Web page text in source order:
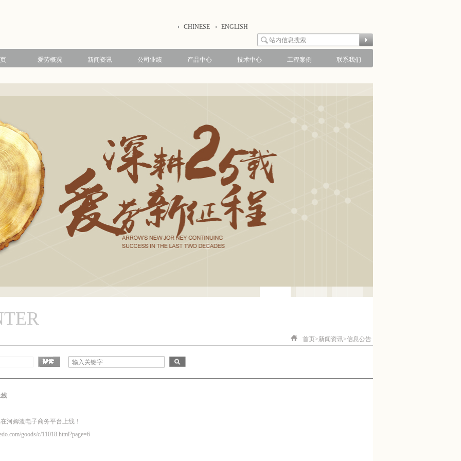
CHINESE ENGLISH
爱劳概况 新闻资讯 公司业绩 产品中心 技术中心 工程案例 联系我们
首页>新闻资讯>信息公告
河姆渡电子商务平台上线！
goods/c/11018.html?page=6